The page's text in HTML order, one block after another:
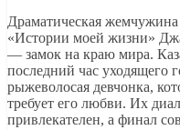
Драматическая
«Истории моей жизни»
— замок на краю мира.
последний час уходящего
рыжеволосая девчонка,
требует его любви. Их
привлекателен, а финал